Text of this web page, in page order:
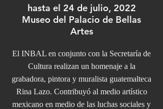
hasta el 24 de julio, 2022
Museo del Palacio de Bellas
Artes
El INBAL en conjunto con la Secretaría de
Cultura realizan un homenaje a la
grabadora, pintora y muralista guatemalteca
Rina Lazo. Contribuyó al medio artístico
mexicano en medio de las luchas sociales y